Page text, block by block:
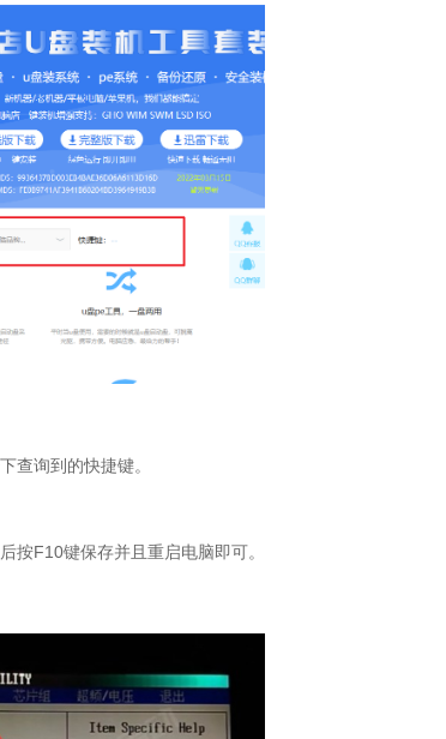
查询到的快捷键。
按F10键保存并且重启电脑即可。